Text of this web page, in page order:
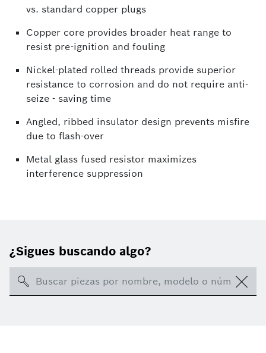
vs. standard copper plugs
Copper core provides broader heat range to
resist pre-ignition and fouling
Nickel-plated rolled threads provide superior
resistance to corrosion and do not require anti-
seize - saving time
Angled, ribbed insulator design prevents misfire
due to flash-over
Metal glass fused resistor maximizes
interference suppression
¿Sigues buscando algo?
Search